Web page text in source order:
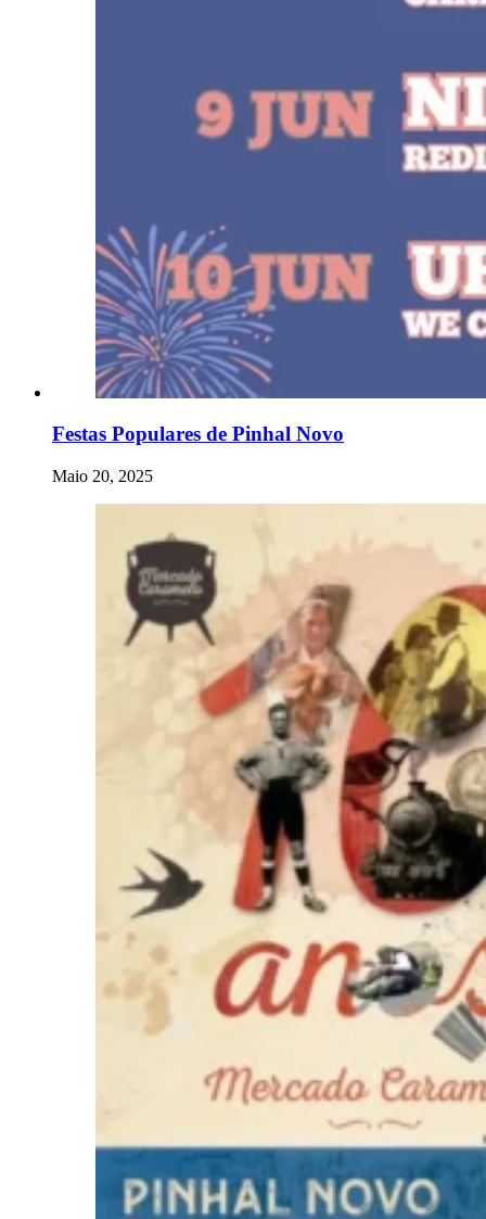
Festas Populares de Pinhal Novo
Maio 20, 2025